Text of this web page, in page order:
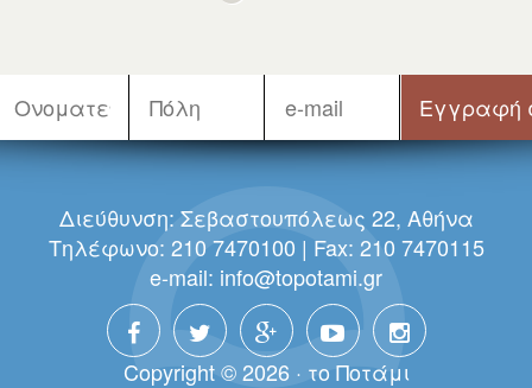
Διεύθυνση: Σεβαστουπόλεως 22, Αθήνα
Τηλέφωνο: 210 7470100 | Fax: 210 7470115
e-mail: info@topotami.gr
Copyright © 2026 · τo Πoτάμι